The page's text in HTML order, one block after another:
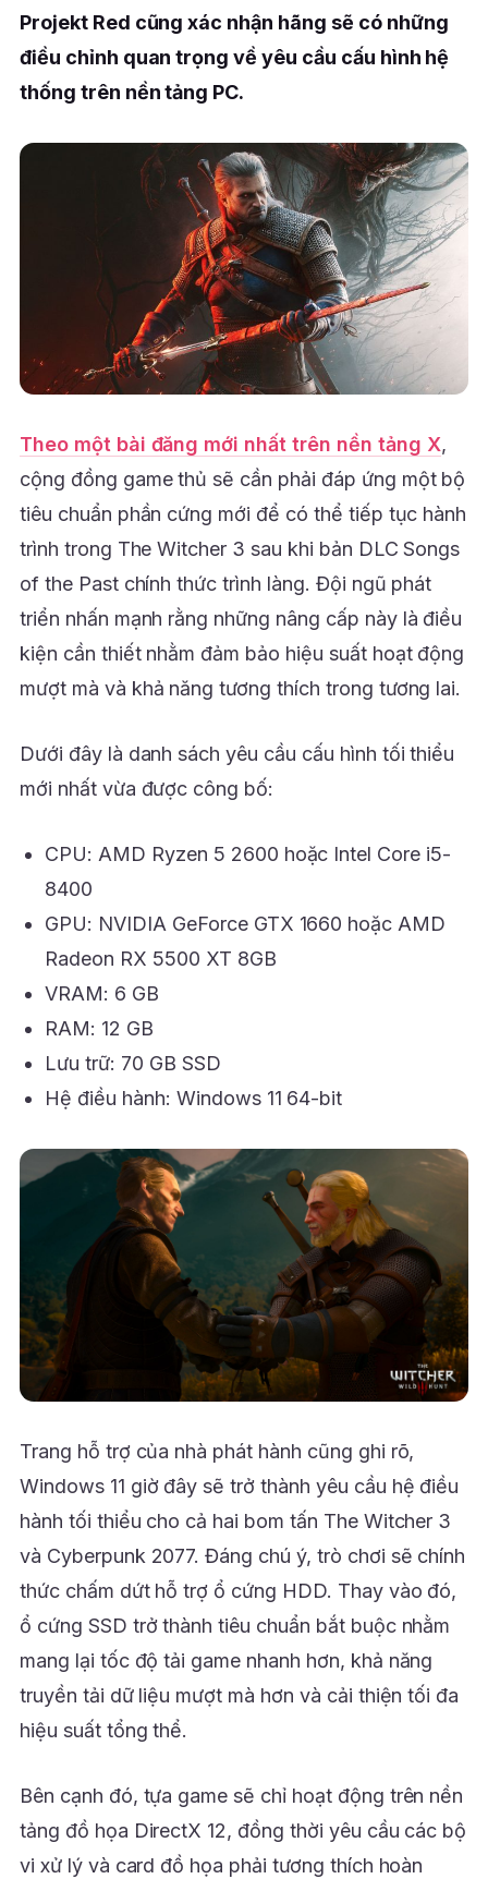
Projekt Red cũng xác nhận hãng sẽ có những
điều chỉnh quan trọng về yêu cầu cấu hình hệ
thống trên nền tảng PC.
Theo một bài đăng mới nhất trên nền tảng X,
cộng đồng game thủ sẽ cần phải đáp ứng một bộ
tiêu chuẩn phần cứng mới để có thể tiếp tục hành
trình trong The Witcher 3 sau khi bản DLC Songs
of the Past chính thức trình làng. Đội ngũ phát
triển nhấn mạnh rằng những nâng cấp này là điều
kiện cần thiết nhằm đảm bảo hiệu suất hoạt động
mượt mà và khả năng tương thích trong tương lai.
Dưới đây là danh sách yêu cầu cấu hình tối thiểu
mới nhất vừa được công bố:
CPU: AMD Ryzen 5 2600 hoặc Intel Core i5-
8400
GPU: NVIDIA GeForce GTX 1660 hoặc AMD
Radeon RX 5500 XT 8GB
VRAM: 6 GB
RAM: 12 GB
Lưu trữ: 70 GB SSD
Hệ điều hành: Windows 11 64-bit
Trang hỗ trợ của nhà phát hành cũng ghi rõ,
Windows 11 giờ đây sẽ trở thành yêu cầu hệ điều
hành tối thiểu cho cả hai bom tấn The Witcher 3
và Cyberpunk 2077. Đáng chú ý, trò chơi sẽ chính
thức chấm dứt hỗ trợ ổ cứng HDD. Thay vào đó,
ổ cứng SSD trở thành tiêu chuẩn bắt buộc nhằm
mang lại tốc độ tải game nhanh hơn, khả năng
truyền tải dữ liệu mượt mà hơn và cải thiện tối đa
hiệu suất tổng thể.
Bên cạnh đó, tựa game sẽ chỉ hoạt động trên nền
tảng đồ họa DirectX 12, đồng thời yêu cầu các bộ
vi xử lý và card đồ họa phải tương thích hoàn